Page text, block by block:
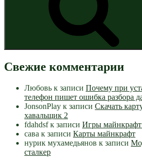
Свежие комментарии
Любовь к записи Почему при
телефон пишет ошибка разбора
JonsonPlay к записи Скачать
хавальщик 2
fdahdsfк записи Игры майнкрафт
сава к записи Карты майнкрафт
нурик мухамедьянов к записи
сталкер